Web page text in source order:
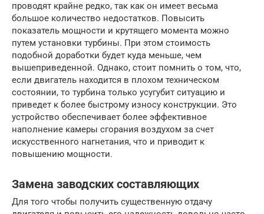
проводят крайне редко, так как он имеет весьма
большое количество недостатков. Повысить
показатель мощности и крутящего момента можно
путем установки турбины. При этом стоимость
подобной доработки будет куда меньше, чем
вышеприведенной. Однако, стоит помнить о том, что,
если двигатель находится в плохом техническом
состоянии, то турбина только усугубит ситуацию и
приведет к более быстрому износу конструкции. Это
устройство обеспечивает более эффективное
наполнение камеры сгорания воздухом за счет
искусственного нагнетания, что и приводит к
повышению мощности.
Замена заводских составляющих
Для того чтобы получить существенную отдачу